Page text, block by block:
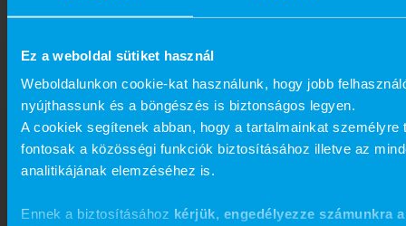
Ez a weboldal sütiket használ
Weboldalunkon cookie-kat használunk, hogy jobb
nyújthassunk és a böngészés is biztonságos legyen.
A cookiek segítenek abban, hogy a tartalmainkat személyre
fontosak a közösségi funkciók biztosításához illetve az
analitikájának elemzéséhez is.
Ennek a biztosításához kérjük, engedélyezze számunkra